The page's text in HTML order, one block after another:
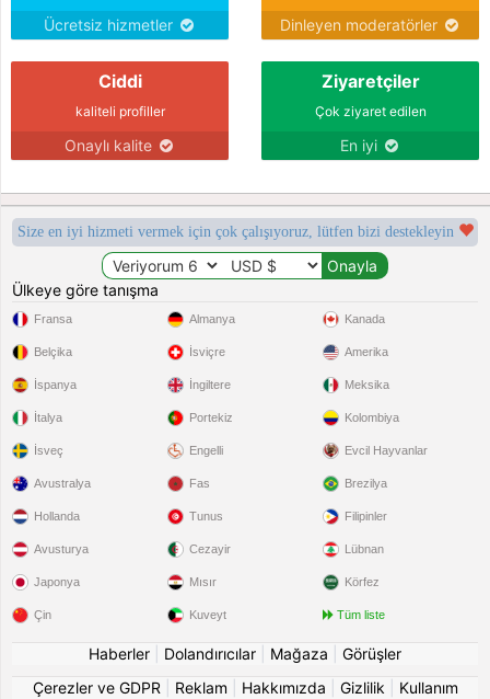
Ücretsiz hizmetler Dinleyen moderatörler
Ciddi
kaliteli profiller
Onaylı kalite
Ziyaretçiler
Çok ziyaret edilen
En iyi
Size en iyi hizmeti vermek için çok çalışıyoruz, lütfen bizi destekleyin
Ülkeye göre tanışma
Fransa
Belçika
İspanya
İtalya
İsveç
Almanya
İsviçre
İngiltere
Portekiz
Engelli
Kanada
Amerika
Meksika
Kolombiya
Evcil Hayvanlar
Avustralya
Hollanda
Avusturya
Japonya
Çin
Fas
Tunus
Cezayir
Mısır
Kuveyt
Brezilya
Filipinler
Lübnan
Körfez
Tüm liste
Haberler Dolandırıcılar Mağaza
Görüşler
Çerezler ve GDPR
Reklam Hakkımızda Gizlilik
Kullanım